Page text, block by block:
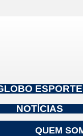
ESPORTE
NOTÍCIAS
QUEM